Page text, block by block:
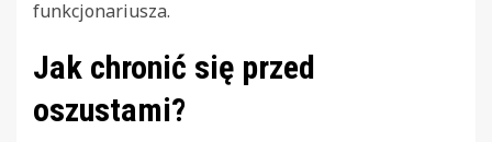
funkcjonariusza.
Jak chronić się przed
oszustami?